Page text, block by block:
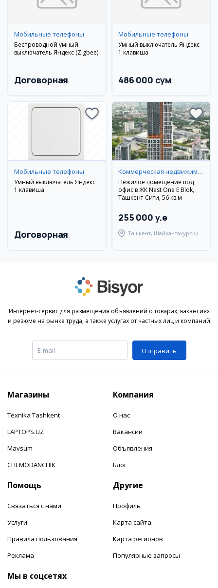
Мобильные телефоны
Беспроводной умный
выключатель Яндекс (Zigbee)
Договорная
Мобильные телефоны
Умный выключатель Яндекс
1 клавиша
486 000 сум
Мобильные телефоны
Умный выключатель Яндекс
1 клавиша
Договорная
Коммерческая недвижимость
Нежилое помещение под
офис в ЖК Nest One E Blok,
Ташкент-Сити, 56 кв.м
255 000 y.e
Ташкент, Шайхантахурский
Интернет-сервис для размещения объявлений о товарах, вакансиях
и резюме на рынке труда, а также услугах от частных лиц и компаний
Отправить
Магазины
Texnika Tashkent
LAPTOPS.UZ
Mavsum
CHEMODANCHIK
Компания
О нас
Вакансии
Объявления
Блог
Помощь
Связаться с нами
Услуги
Правила пользования
Реклама
Другие
Профиль
Карта сайта
Карта регионов
Популярные запросы
Мы в соцсетях